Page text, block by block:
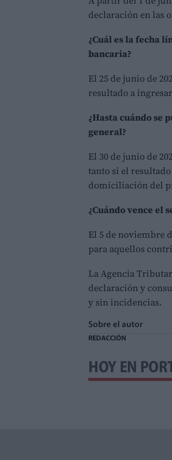
declaración en las
¿Cuál es la fecha
bancaria?
El 25 de junio de
resultado a
¿Hasta cuándo se
general?
El 30 de junio de
tanto si el
domiciliación del
¿Cuándo vence el
El 5 de noviembre
para aquellos
La Agencia
declaración y
y sin incidencias.
Sobre el autor
REDACCIÓN
HOY EN